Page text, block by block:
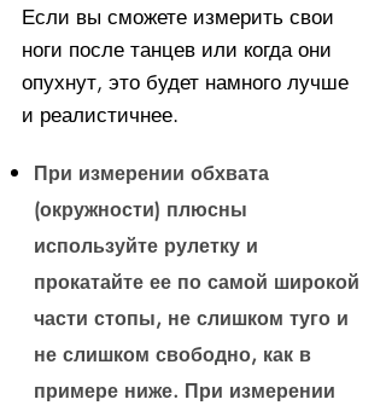
Если вы сможете измерить свои
ноги после танцев или когда они
опухнут, это будет намного лучше
и реалистичнее.
При измерении обхвата
(окружности) плюсны
используйте рулетку и
прокатайте ее по самой широкой
части стопы, не слишком туго и
не слишком свободно, как в
примере ниже. При измерении